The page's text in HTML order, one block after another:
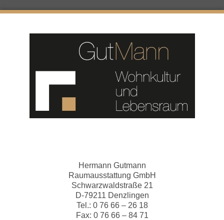
Hermann Gutmann
Raumausstattung GmbH
Schwarzwaldstraße 21
D-79211 Denzlingen
Tel.: 0 76 66 – 26 18
Fax: 0 76 66 – 84 71